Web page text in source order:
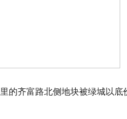
的齐富路北侧地块被绿城以底